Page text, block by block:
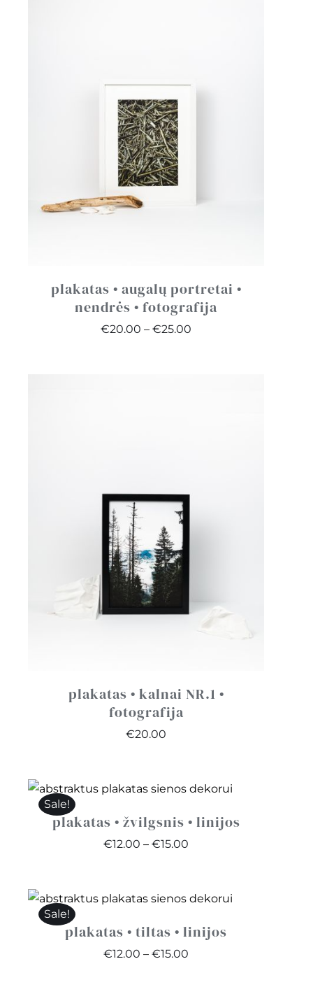
plakatas • augalų portretai •
nendrės • fotografija
€20.00 – €25.00
plakatas • kalnai NR.1 •
fotografija
€20.00
Sale!
plakatas • žvilgsnis • linijos
€12.00 – €15.00
through
Sale!
plakatas • tiltas • linijos
€12.00 – €15.00